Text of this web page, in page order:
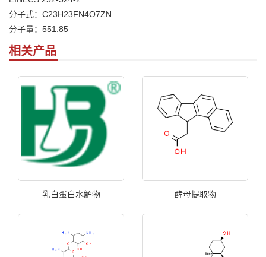
分子式：C23H23FN4O7ZN
分子量：551.85
相关产品
乳白蛋白水解物 酵母提取物